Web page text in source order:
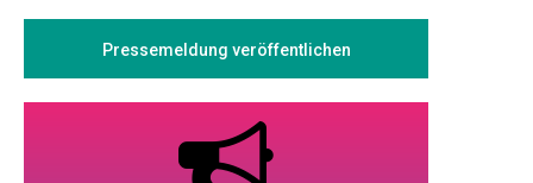
Pressemeldung veröffentlichen